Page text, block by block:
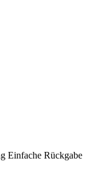
Einfache Rückgabe